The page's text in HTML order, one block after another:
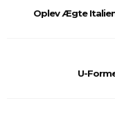
Oplev Ægte
U-